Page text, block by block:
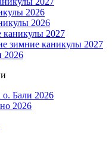
2026
2026
каникулы 2027
зимние каникулы 2027
2026
о. Бали 2026
2026